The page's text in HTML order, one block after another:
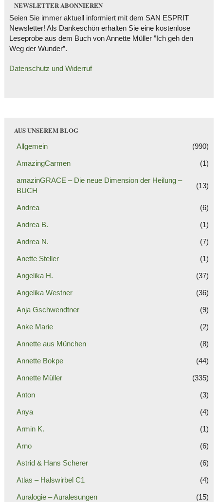
NEWSLETTER ABONNIEREN
Seien Sie immer aktuell informiert mit dem SAN ESPRIT
Newsletter! Als Dankeschön erhalten Sie eine kostenlose
Leseprobe aus dem Buch von Annette Müller ”Ich geh den
Weg der Wunder”.
Datenschutz und Widerruf
AUS UNSEREM BLOG
Allgemein (990)
AmazingCarmen (1)
amazinGRACE – Die neue Dimension der Heilung –
BUCH
(13)
Andrea (6)
Andrea B. (1)
Andrea N. (7)
Anette Steller (1)
Angelika H. (37)
Angelika Westner (36)
Anja Gschwendtner (9)
Anke Marie (2)
Annette aus München (8)
Annette Bokpe (44)
Annette Müller (335)
Anton (3)
Anya (4)
Armin K. (1)
Arno (6)
Astrid & Hans Scherer (6)
Atlas – Halswirbel C1 (4)
Auralogie – Auralesungen (15)